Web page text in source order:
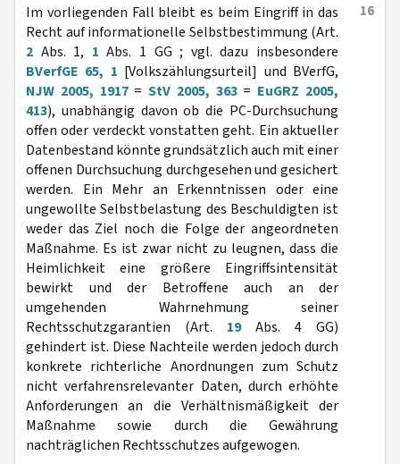
16
Im vorliegenden Fall bleibt es beim Eingriff in das
Recht auf informationelle Selbstbestimmung (Art.
2 Abs. 1, 1 Abs. 1 GG ; vgl. dazu insbesondere
BVerfGE 65, 1 [Volkszählungsurteil] und BVerfG,
NJW 2005, 1917=StV 2005, 363= EuGRZ 2005,
413), unabhängig davon ob die PC-Durchsuchung
offen oder verdeckt vonstatten geht. Ein aktueller
Datenbestand könnte grundsätzlich auch mit einer
offenen Durchsuchung durchgesehen und gesichert
werden. Ein Mehr an Erkenntnissen oder eine
ungewollte Selbstbelastung des Beschuldigten ist
weder das Ziel noch die Folge der angeordneten
Maßnahme. Es ist zwar nicht zu leugnen, dass die
Heimlichkeit eine größere Eingriffsintensität
bewirkt und der Betroffene auch an der
umgehenden Wahrnehmung seiner
Rechtsschutzgarantien (Art. 19Abs. 4 GG)
gehindert ist. Diese Nachteile werden jedoch durch
konkrete richterliche Anordnungen zum Schutz
nicht verfahrensrelevanter Daten, durch erhöhte
Anforderungen an die Verhältnismäßigkeit der
Maßnahme sowie durch die Gewährung
nachträglichen Rechtsschutzes aufgewogen.